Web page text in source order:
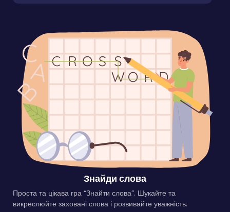
Знайди слова
Проста та цікава гра “Знайти слова”. Шукайте та
викреслюйте заховані слова і розвивайте уважність.